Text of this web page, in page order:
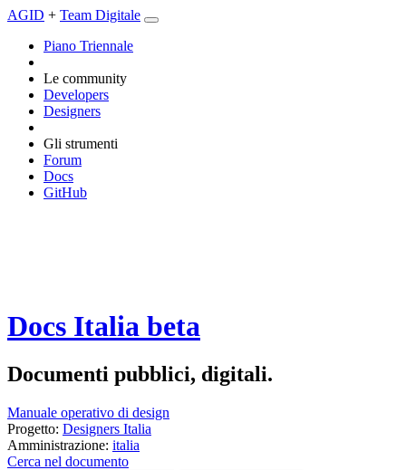
AGID + Team Digitale
Piano Triennale
Le community
Developers
Designers
Gli strumenti
Forum
Docs
GitHub
Docs Italia beta
Documenti pubblici, digitali.
Manuale operativo di design
Progetto: Designers Italia
Amministrazione: italia
Cerca nel documento